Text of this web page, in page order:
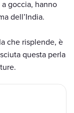
goccia, hanno
dell’India.
che risplende, è
questa perla